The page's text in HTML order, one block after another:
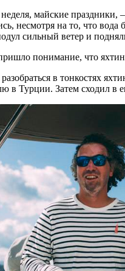
майские праздники,
несмотря на то, что
сильный ветер и
понимание, что
в тонкостях
в Турции. Затем сходил